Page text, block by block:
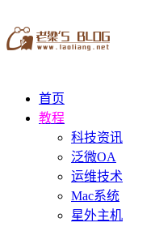
首页
教程
科技资讯
泛微OA
运维技术
Mac系统
星外主机